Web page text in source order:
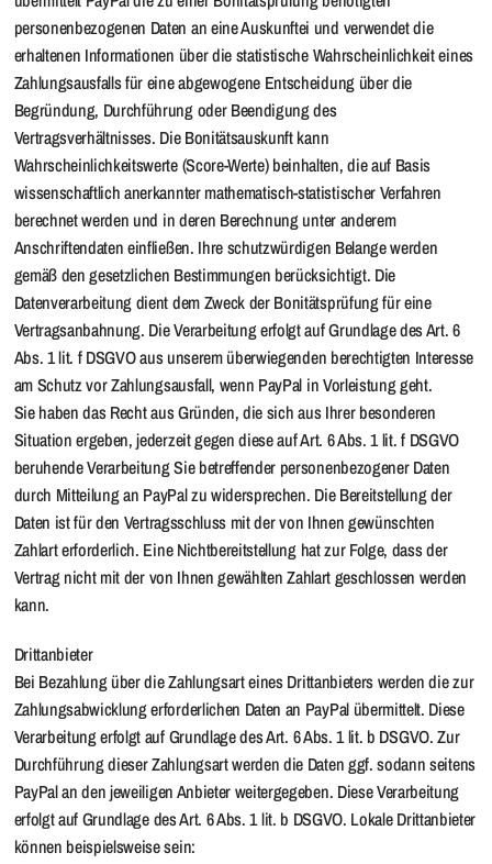
personenbezogenen Daten an eine Auskunftei und verwendet die
erhaltenen Informationen über die statistische Wahrscheinlichkeit eines
Zahlungsausfalls für eine abgewogene Entscheidung über die
Begründung, Durchführung oder Beendigung des
Vertragsverhältnisses. Die Bonitätsauskunft kann
Wahrscheinlichkeitswerte (Score-Werte) beinhalten, die auf Basis
wissenschaftlich anerkannter mathematisch-statistischer Verfahren
berechnet werden und in deren Berechnung unter anderem
Anschriftendaten einfließen. Ihre schutzwürdigen Belange werden
gemäß den gesetzlichen Bestimmungen berücksichtigt. Die
Datenverarbeitung dient dem Zweck der Bonitätsprüfung für eine
Vertragsanbahnung. Die Verarbeitung erfolgt auf Grundlage des Art. 6
Abs. 1 lit. f DSGVO aus unserem überwiegenden berechtigten Interesse
am Schutz vor Zahlungsausfall, wenn PayPal in Vorleistung geht.
Sie haben das Recht aus Gründen, die sich aus Ihrer besonderen
Situation ergeben, jederzeit gegen diese auf Art. 6 Abs. 1 lit. f DSGVO
beruhende Verarbeitung Sie betreffender personenbezogener Daten
durch Mitteilung an PayPal zu widersprechen. Die Bereitstellung der
Daten ist für den Vertragsschluss mit der von Ihnen gewünschten
Zahlart erforderlich. Eine Nichtbereitstellung hat zur Folge, dass der
Vertrag nicht mit der von Ihnen gewählten Zahlart geschlossen werden
kann.
Drittanbieter
Bei Bezahlung über die Zahlungsart eines Drittanbieters werden die zur
Zahlungsabwicklung erforderlichen Daten an PayPal übermittelt. Diese
Verarbeitung erfolgt auf Grundlage des Art. 6 Abs. 1 lit. b DSGVO. Zur
Durchführung dieser Zahlungsart werden die Daten ggf. sodann seitens
PayPal an den jeweiligen Anbieter weitergegeben. Diese Verarbeitung
erfolgt auf Grundlage des Art. 6 Abs. 1 lit. b DSGVO. Lokale Drittanbieter
können beispielsweise sein: